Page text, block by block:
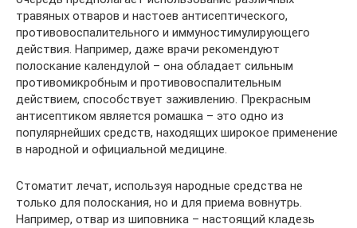
травяных отваров и настоев антисептического,
противовоспалительного и иммуностимулирующего
действия. Например, даже врачи рекомендуют
полоскание календулой – она обладает сильным
противомикробным и противовоспалительным
действием, способствует заживлению. Прекрасным
антисептиком является ромашка – это одно из
популярнейших средств, находящих широкое применение
в народной и официальной медицине.
Стоматит лечат, используя народные средства не
только для полоскания, но и для приема вовнутрь.
Например, отвар из шиповника – настоящий кладезь